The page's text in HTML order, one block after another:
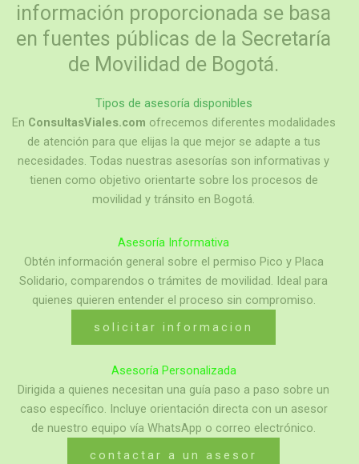
información proporcionada se basa
en fuentes públicas de la Secretaría
de Movilidad de Bogotá.
Tipos de asesoríadisponibles
En ConsultasViales.com ofrecemos diferentes modalidades
de atención para que elijas la que mejor se adapte a tus
necesidades. Todas nuestras asesorías son informativas y
tienen como objetivo orientarte sobre los procesos de
movilidad y tránsito en Bogotá.
Asesoría Informativa
Obtén información general sobre el permiso Pico y Placa
Solidario, comparendos o trámites de movilidad. Ideal para
quienes quieren entender el proceso sin compromiso.
solicitar informacion
Asesoría Personalizada
Dirigida a quienes necesitan una guía paso a paso sobre un
caso específico. Incluye orientación directa con un asesor
de nuestro equipo vía WhatsApp o correo electrónico.
contactar a un asesor